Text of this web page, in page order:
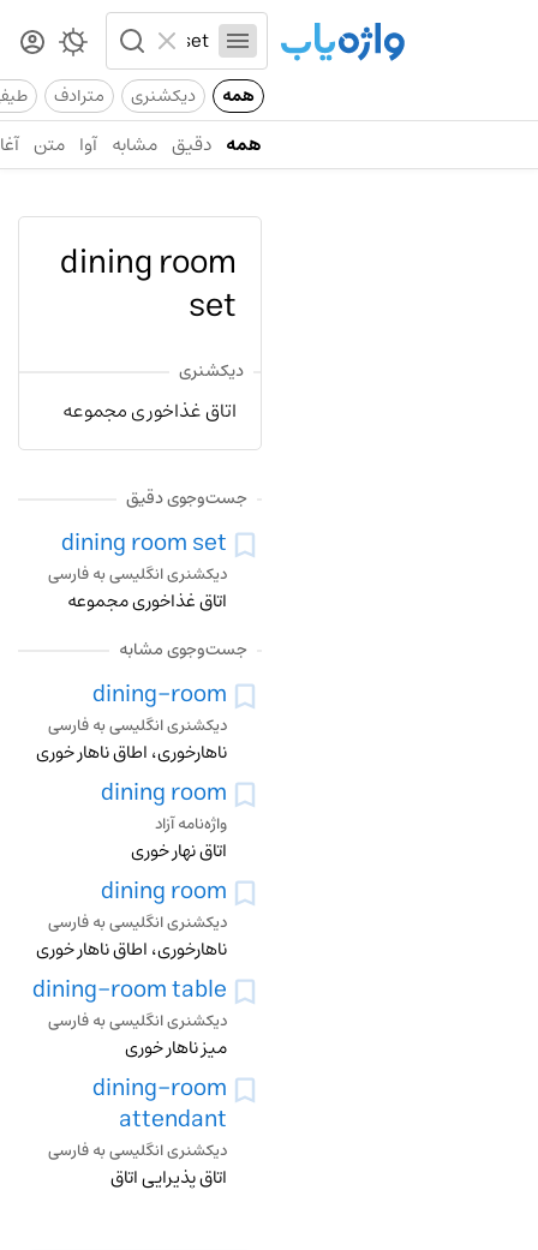
همه دیکشنری مترادف
همه دقیق مشابه آوا متن
dining room
set
دیکشنری
اتاق غذاخوری مجموعه
جست‌وجوی دقیق
dining room set
دیکشنری انگلیسی به فارسی
اتاق غذاخوری مجموعه
جست‌وجوی مشابه
dining-room
دیکشنری انگلیسی به فارسی
ناهارخوری، اطاق ناهار خوری
dining room
واژه‌نامه آزاد
اتاق نهار خوری
dining room
دیکشنری انگلیسی به فارسی
ناهارخوری، اطاق ناهار خوری
dining-room table
دیکشنری انگلیسی به فارسی
میز ناهار خوری
dining-room
attendant
دیکشنری انگلیسی به فارسی
اتاق پذیرایی اتاق